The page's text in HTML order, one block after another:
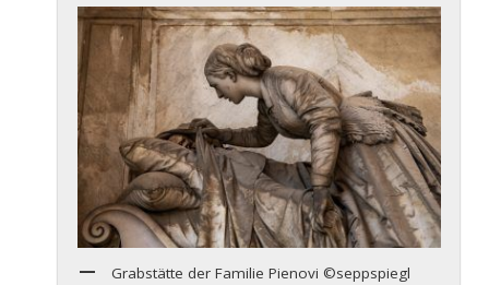
Grabstätte der Familie Pienovi ©seppspiegl